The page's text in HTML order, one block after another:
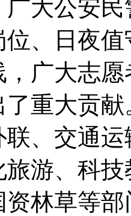
广大公安
位、日夜
，广大志
重大贡
、交通
游、科
资林草等